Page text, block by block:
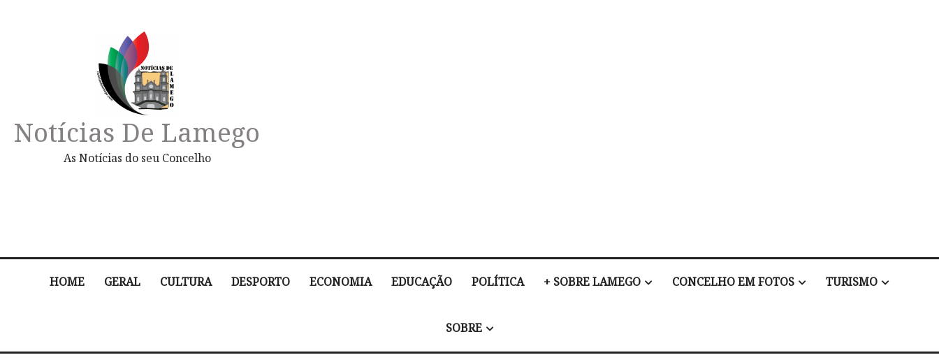
Notícias De Lamego
As Notícias do seu Concelho
HOME GERAL CULTURA DESPORTO ECONOMIA EDUCAÇÃO POLÍTICA + SOBRE LAMEGO CONCELHO EM FOTOS TURISMO
SOBRE